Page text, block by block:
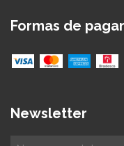
Formas de
Newsletter